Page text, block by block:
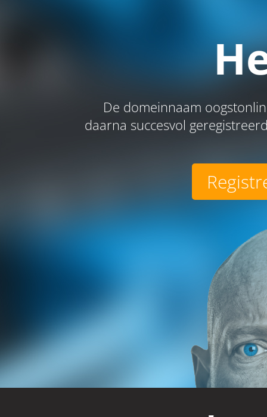
De domeinnaam
daarna succesvol